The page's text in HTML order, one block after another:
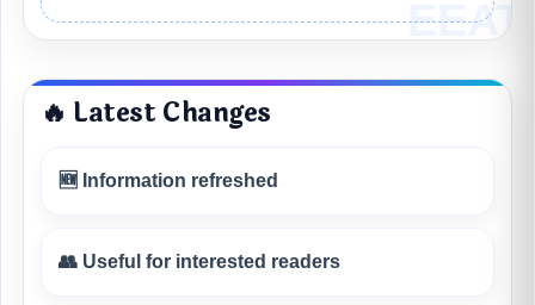
🔥 Latest Changes
🆕 Information refreshed
👥 Useful for interested readers